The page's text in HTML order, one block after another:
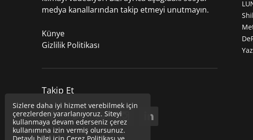
medya kanallarından takip etmeyi unutmayın.
Künye
Gizlilik Politikası
Takip Et
Sizlere daha iyi hizmet verebilmek için
çerezlerden yararlanıyoruz. Siteyi
kullanmaya devam ederseniz çerez
kullanımına izin vermiş olursunuz.